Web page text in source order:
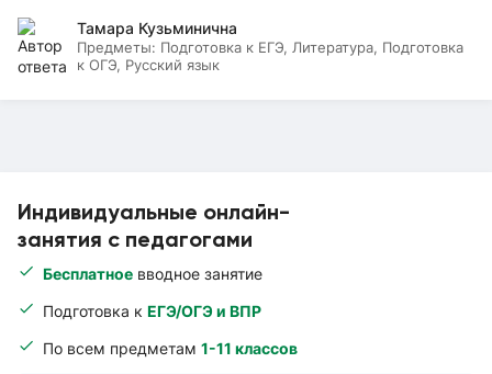
Индивидуальные онлайн-
занятия с педагогами
Бесплатное вводное занятие
Подготовка к ЕГЭ/ОГЭ и ВПР
По всем предметам 1-11 классов
Тамара Кузьминична
Предметы: Подготовка к ЕГЭ, Литература, Подготовка
к ОГЭ, Русский язык